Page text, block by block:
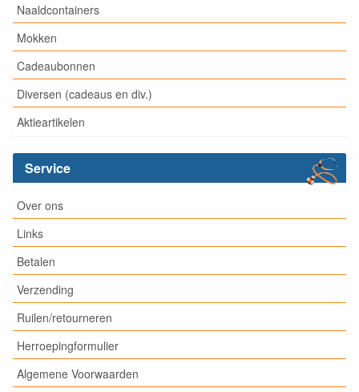
Naaldcontainers
Mokken
Cadeaubonnen
Diversen (cadeaus en div.)
Aktieartikelen
Service
Over ons
Links
Betalen
Verzending
Ruilen/retourneren
Herroepingformulier
Algemene Voorwaarden